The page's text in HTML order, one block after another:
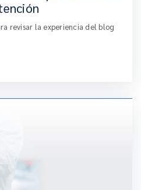
revisar la experiencia del blog